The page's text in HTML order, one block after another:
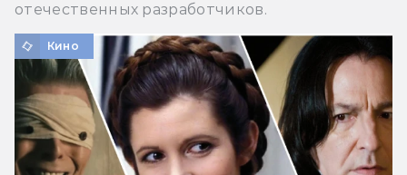
отечественных разработчиков.
Кино